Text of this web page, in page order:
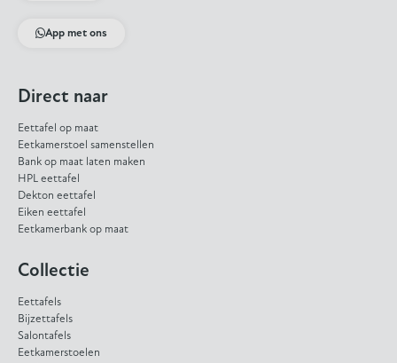
App met ons
Direct naar
Eettafel op maat
Eetkamerstoel samenstellen
Bank op maat laten maken
HPL eettafel
Dekton eettafel
Eiken eettafel
Eetkamerbank op maat
Collectie
Eettafels
Bijzettafels
Salontafels
Eetkamerstoelen